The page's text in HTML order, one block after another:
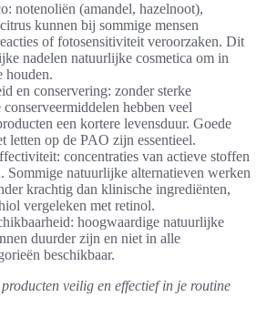
notenoliën (amandel, hazelnoot),
kunnen bij sommige mensen
of fotosensitiviteit veroorzaken. Dit
nadelen natuurlijke cosmetica om in
houden.
en conservering: zonder sterke
conserveermiddelen hebben veel
een kortere levensduur. Goede
letten op de PAO zijn essentieel.
concentraties van actieve stoffen
Sommige natuurlijke alternatieven werken
krachtig dan klinische ingrediënten,
vergeleken met retinol.
hoogwaardige natuurlijke
duurder zijn en niet in alle
beschikbaar.
veilig en effectief in je routine